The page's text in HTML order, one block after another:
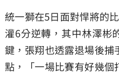
統一獅在5日面對悍將的
灌6分逆轉，其中林澤彬
鍵，張翔也透露退場後捕
點，「一場比賽有好幾